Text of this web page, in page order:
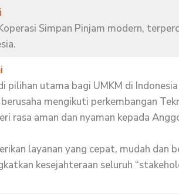
Simpan Pinjam modern,
pilihan utama bagi UMKM di Indonesia
mengikuti perkembangan
rasa aman dan nyaman kepada
layanan yang cepat, mudah dan
kesejahteraan seluruh